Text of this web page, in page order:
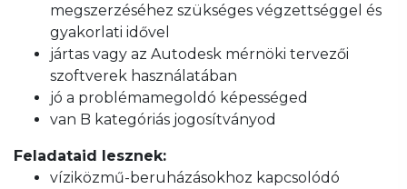
megszerzéséhez szükséges végzettséggel és
gyakorlati idővel
jártas vagy az Autodesk mérnöki tervezői
szoftverek használatában
jó a problémamegoldó képességed
van B kategóriás jogosítványod
Feladataid lesznek:
víziközmű-beruházásokhoz kapcsolódó